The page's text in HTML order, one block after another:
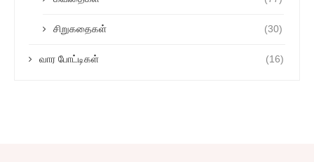
சிறுகதைகள் (30)
வார போட்டிகள் (16)